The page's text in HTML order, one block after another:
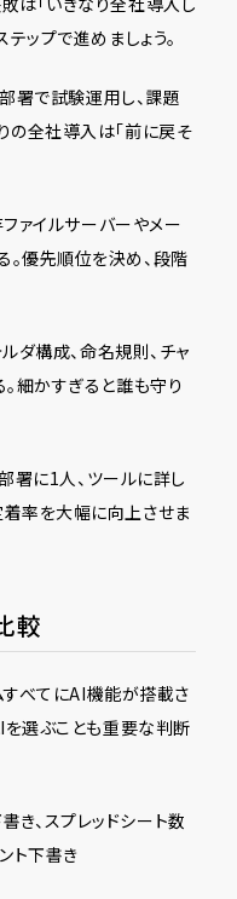
ップで進めましょう。
署で試験運用し、課題
の全社導入は「前に戻そ
ァイルサーバーやメー
優先順位を決め、段階
ダ構成、命名規則、チャ
細かすぎると誰も守り
署に1人、ツールに詳し
率を大幅に向上させま
較
すべてにAI機能が搭載さ
を選ぶことも重要な判断
き、スプレッドシート数
ト下書き